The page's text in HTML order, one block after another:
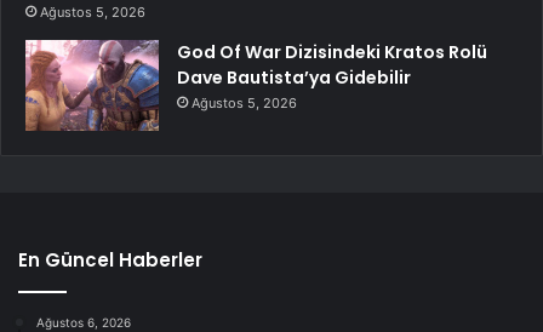
Ağustos 5, 2026
God Of War Dizisindeki Kratos Rolü
Dave Bautista’ya Gidebilir
Ağustos 5, 2026
En Güncel Haberler
Ağustos 6, 2026